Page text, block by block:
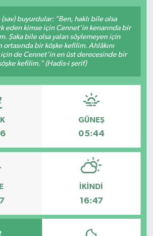
(sav) buyurdular: "Ben, haklı bile olsa
eden kimse için Cennet'in kenarında bir
Şaka bile olsa yalan söylemeyen için
bir köşke kefilim. Ahlâkını
de Cennet'in en üst derecesinde bir
kefilim." (Hadis-i şerif)
GÜNEŞ
05:44
İKINDI
16:47